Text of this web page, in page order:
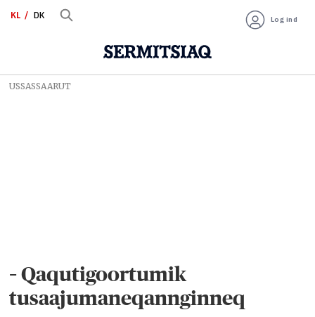
KL DK Log ind
USSASSAARUT
– Qaqutigoortumik
tusaajumaneqannginneq